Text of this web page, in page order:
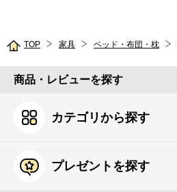
TOP 家具 ベッド・布団・枕
商品・レビューを探す
カテゴリから探す
プレゼントを探す